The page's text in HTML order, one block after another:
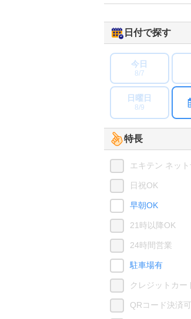
日付で探す
今日
8/7
日曜日
8/9
特長
エキテン ネッ
日祝OK
早朝OK
21時以降OK
24時間営業
駐車場有
クレジットカー
QRコード決済可